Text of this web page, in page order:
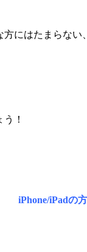
にはたまらない
！
iPhone/iPadの